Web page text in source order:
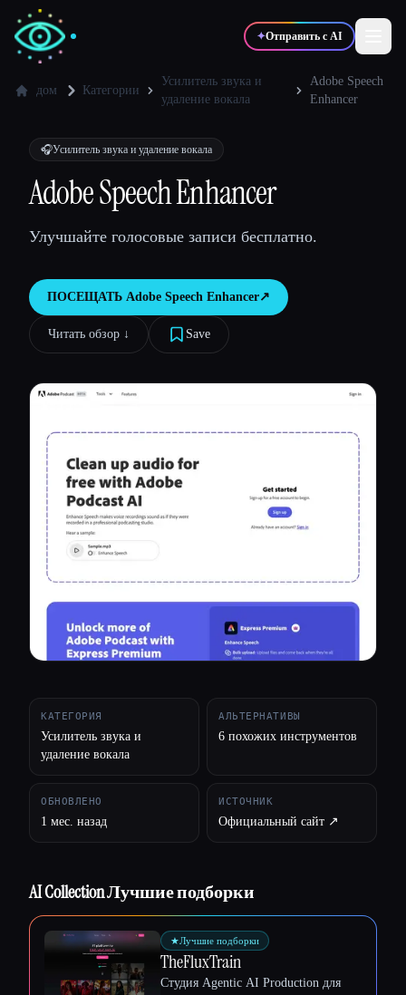
✦Отправить с AI
💻 Разработчики 📈Маркетологи
Блог
Сравнить инструменты
Все категории
О нас
дом Категории
Усилитель звука и
удаление вокала
Adobe Speech
Enhancer
🎧Усилитель звука и удаление вокала
Adobe Speech Enhancer
Улучшайте голосовые записи бесплатно.
ПОСЕЩАТЬ Adobe Speech Enhancer↗︎
Читать обзор ↓︎ Save
КАТЕГОРИЯ
Усилитель звука и
удаление вокала
АЛЬТЕРНАТИВЫ
6 похожих инструментов
ОБНОВЛЕНО
1 мес. назад
ИСТОЧНИК
Официальный сайт ↗︎
AI Collection Лучшие подборки
★Лучшие подборки
TheFluxTrain
Студия Agentic AI Production для